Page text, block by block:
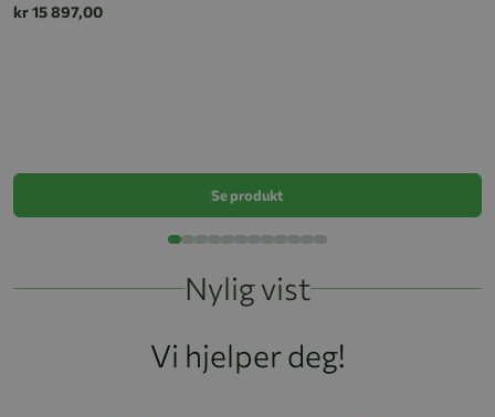
kr 15 897,00
Se produkt
Nylig vist
Vi hjelper deg!